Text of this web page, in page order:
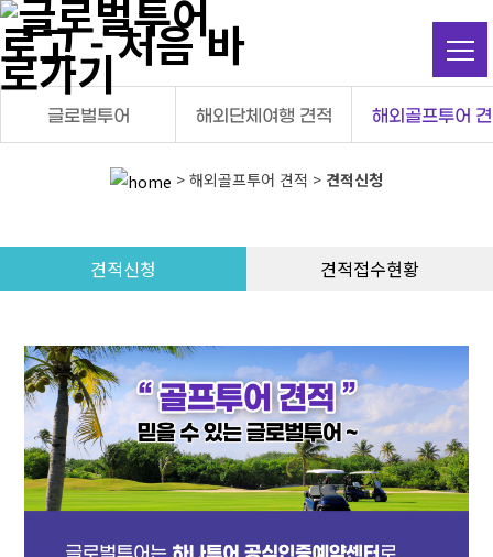
탑메뉴 바로가기
본문 바로가기
글로벌투어 해외단체여행 견적 해외골프투어
> 해외골프투어 견적 > 견적신청
견적신청 견적접수현황